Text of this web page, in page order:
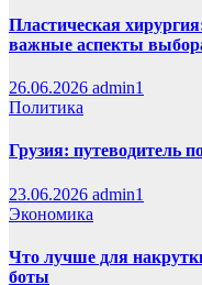
Пластическая
важные аспекты
26.06.2026 admin1
Политика
Грузия: путеводитель
23.06.2026 admin1
Экономика
Что лучше для
боты